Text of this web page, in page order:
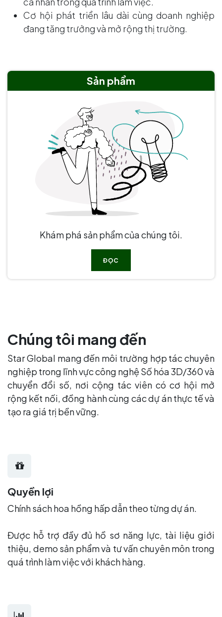
Cơ hội phát triển lâu dài cùng doanh nghiệp
đang tăng trưởng và mở rộng thị trường.
Sản phẩm
Khám phá sản phẩm của chúng tôi.
ĐỌC
Chúng tôi mang đến
Star Global mang đến môi trường hợp tác chuyên
nghiệp trong lĩnh vực công nghệ Số hóa 3D/360 và
chuyển đổi số, nơi cộng tác viên có cơ hội mở
rộng kết nối, đồng hành cùng các dự án thực tế và
tạo ra giá trị bền vững.
Quyền lợi
Chính sách hoa hồng hấp dẫn theo từng dự án.
Được hỗ trợ đầy đủ hồ sơ năng lực, tài liệu giới
thiệu, demo sản phẩm và tư vấn chuyên môn trong
quá trình làm việc với khách hàng.